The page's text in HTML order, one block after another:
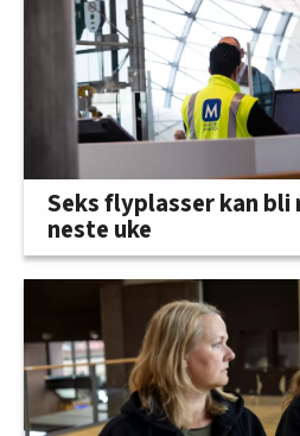
Seks flyplasser kan
neste uke